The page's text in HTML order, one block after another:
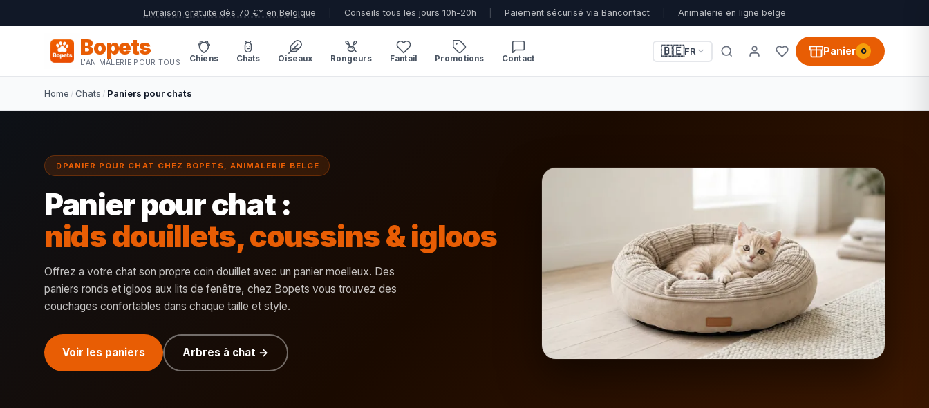
Livraison gratuite dès 70 €* en Belgique Conseils tous les jours 10h-20h Paiement sécurisé via Bancontact Animalerie en ligne belge
Bopets
L'ANIMALERIE POUR TOUS Chiens Chats Oiseaux Rongeurs Fantail Promotions Contact
🇧🇪FR Panier 0
Home /Chats / Paniers pour chats
PANIER POUR CHAT CHEZ BOPETS, ANIMALERIE BELGE
Panier pour chat :
nids douillets, coussins & igloos
Offrez a votre chat son propre coin douillet avec un panier moelleux. Des
paniers ronds et igloos aux lits de fenêtre, chez Bopets vous trouvez des
couchages confortables dans chaque taille et style.
Voir les paniers Arbres à chat →